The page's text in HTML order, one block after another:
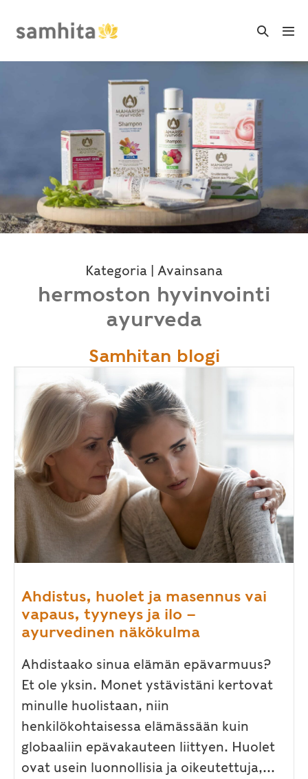
Search
Kategoria | Avainsana
hermoston hyvinvointi
ayurveda
Samhitan blogi
Ahdistus, huolet ja masennus vai
vapaus, tyyneys ja ilo –
ayurvedinen näkökulma
Ahdistaako sinua elämän epävarmuus?
Et ole yksin. Monet ystävistäni kertovat
minulle huolistaan, niin
henkilökohtaisessa elämässään kuin
globaaliin epävakauteen liittyen. Huolet
ovat usein luonnollisia ja oikeutettuja,...